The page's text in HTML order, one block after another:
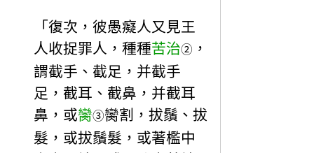
「復次，彼愚癡人又見王
人收捉罪人，種種苦治② ，
謂截手、截足，并截手
足，截耳、截鼻，并截耳
鼻，或臠③臠割，拔鬚、拔
髮，或拔鬚髮，或著檻中